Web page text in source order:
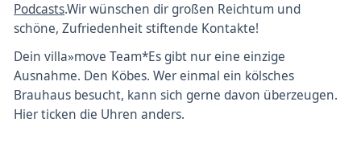
Podcasts.Wir wünschen dir großen Reichtum und
schöne, Zufriedenheit stiftende Kontakte!
Dein villa»move Team*Es gibt nur eine einzige
Ausnahme. Den Köbes. Wer einmal ein kölsches
Brauhaus besucht, kann sich gerne davon überzeugen.
Hier ticken die Uhren anders.